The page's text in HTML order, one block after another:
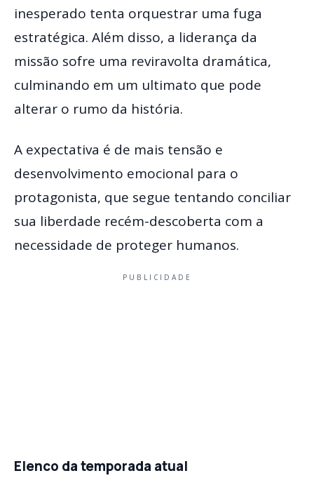
inesperado tenta orquestrar uma fuga
estratégica. Além disso, a liderança da
missão sofre uma reviravolta dramática,
culminando em um ultimato que pode
alterar o rumo da história.
A expectativa é de mais tensão e
desenvolvimento emocional para o
protagonista, que segue tentando conciliar
sua liberdade recém-descoberta com a
necessidade de proteger humanos.
PUBLICIDADE
Elenco da temporada atual